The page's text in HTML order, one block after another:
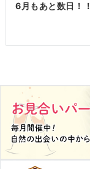
6月もあと数日！！